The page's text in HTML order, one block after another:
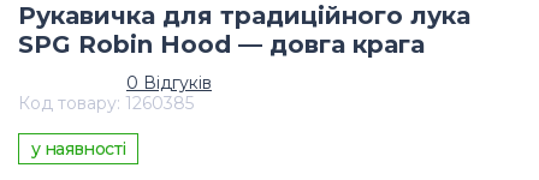
Рукавичка для традиційного лука
SPG Robin Hood — довга крага
0 Відгуків
Код товару: 1260385
у наявності